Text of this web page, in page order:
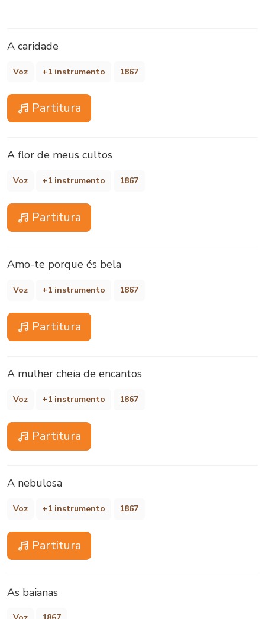
A caridade
Voz +1 instrumento 1867
Partitura
A flor de meus cultos
Voz +1 instrumento 1867
Partitura
Amo-te porque és bela
Voz +1 instrumento 1867
Partitura
A mulher cheia de encantos
Voz +1 instrumento 1867
Partitura
A nebulosa
Voz +1 instrumento 1867
Partitura
As baianas